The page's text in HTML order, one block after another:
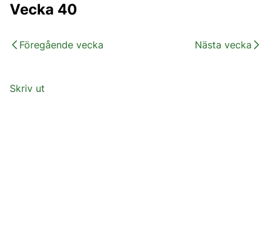
Vecka 40
Föregående vecka Nästa vecka
Skriv ut